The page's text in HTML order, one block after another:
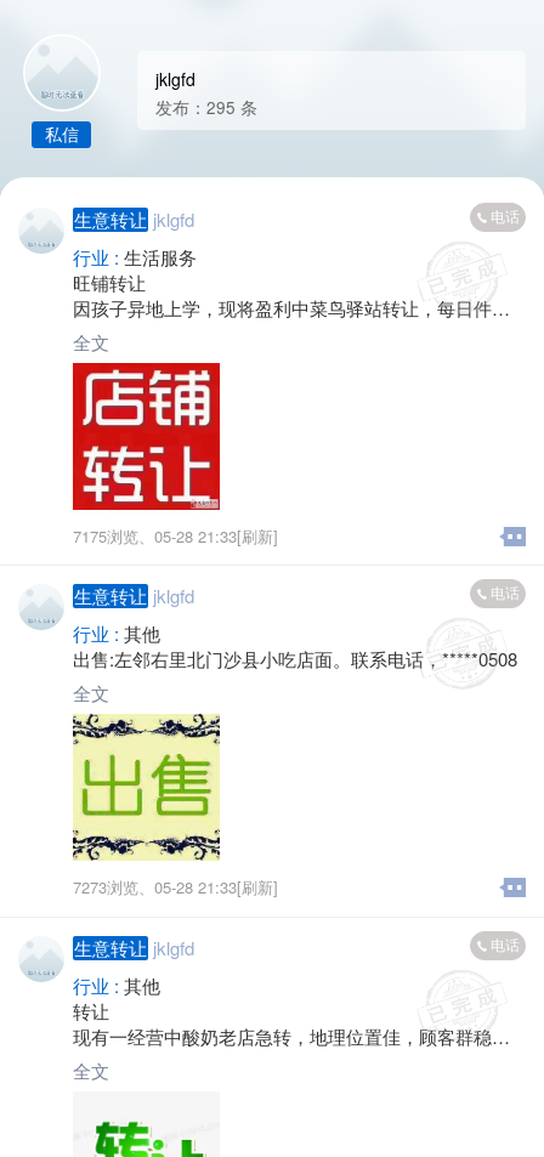
私信
jklgfd
发布：295 条
生意转让 jklgfd 电话
行业 : 生活服务
旺铺转让
因孩子异地上学，现将盈利中菜鸟驿站转让，每日件量4
00至500。共三层顶层棋牌室四个包厢一个仓库，中间隔
层可居住可办公
一楼超市+菜鸟驿站
价格面议
全文
7175浏览、 05-28 21:33[刷新]
生意转让 jklgfd 电话
行业 : 其他
出售:左邻右里北门沙县小吃店面。联系电话，*****0508
全文
7273浏览、 05-28 21:33[刷新]
生意转让 jklgfd 电话
行业 : 其他
转让
现有一经营中酸奶老店急转，地理位置佳，顾客群稳
定，因店主自身原因，整店转让，接手即可盈利，有意
者电话或微信联系，联系电话*****2527微信号wangchun
全文